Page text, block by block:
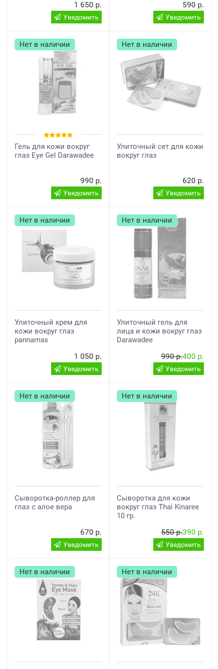
1 650 р.
Уведомить
590 р.
Уведомить
Нет в наличии
Гель для кожи вокруг
глаз Eye Gel Darawadee
990 р.
Уведомить
Нет в наличии
Улиточный сет для кожи
вокруг глаз
620 р.
Уведомить
Нет в наличии
Улиточный крем для
кожи вокруг глаз
pannamas
1 050 р.
Уведомить
Нет в наличии
Улиточный гель для
лица и кожи вокруг глаз
Darawadee
990 р.400 р.
Уведомить
Нет в наличии
Сыворотка-роллер для
глаз с алое вера
670 р.
Уведомить
Нет в наличии
Сыворотка для кожи
вокруг глаз Thai Kinaree
10 гр.
550 р.390 р.
Уведомить
Нет в наличии Нет в наличии